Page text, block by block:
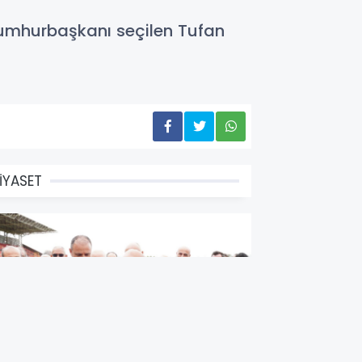
seçilen Tufan